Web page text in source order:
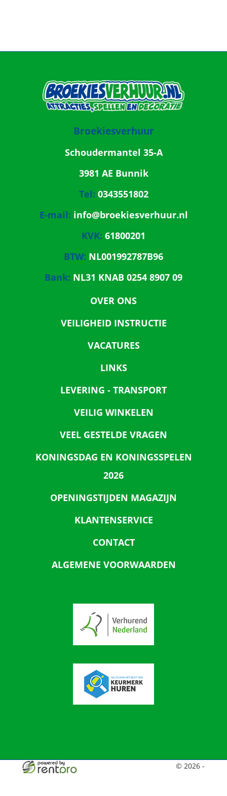
Broekiesverhuur
Schoudermantel 35-A
3981 AE Bunnik
Tel: 0343551802
E-mail: info@broekiesverhuur.nl
KVK: 61800201
BTW: NL001992787B96
Bank: NL31 KNAB 0254 8907 09
OVER ONS
VEILIGHEID INSTRUCTIE
VACATURES
LINKS
LEVERING - TRANSPORT
VEILIG WINKELEN
VEEL GESTELDE VRAGEN
KONINGSDAG EN KONINGSSPELEN
2026
OPENINGSTIJDEN MAGAZIJN
KLANTENSERVICE
CONTACT
ALGEMENE VOORWAARDEN
© 2026 -